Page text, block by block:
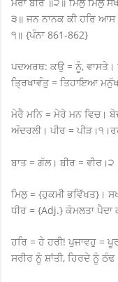
੩॥ ਜਨ ਨਾਨਕ ਕੀ ਹਰਿ ਆਸ
੧॥ {ਪੰਨਾ861-862}
ਪਦਅਰਥ: ਕਉ = ਨੂੰ, ਵਾਸਤੇ।
ਤ੍ਰਿਖਾਵੰਤੁ = ਤਿਹਾਇਆ
ਮੇਰੈ ਮਨਿ = ਮੇਰੇ ਮਨ ਵਿਚ।
ਅੰਦਰਲੀ। ਪੀਰ = ਪੀੜ।੧।
ਬਾਤ = ਗੱਲ। ਬੀਰ = ਵੀਰ।੨।
ਮਿਲੁ= {ਹੁਕਮੀ ਭਵਿੱਖਤ} ।
ਧੀਰ = {Adj.} ਕੋਮਲਤਾ ਪੈਦਾ
ਹਰਿ = ਹੇ ਹਰੀ! ਪੁਜਾਵਹੁ =
ਸਰੀਰ ਨੂੰ ਸ਼ਾਂਤੀ, ਹਿਰਦੇ ਨੂੰ